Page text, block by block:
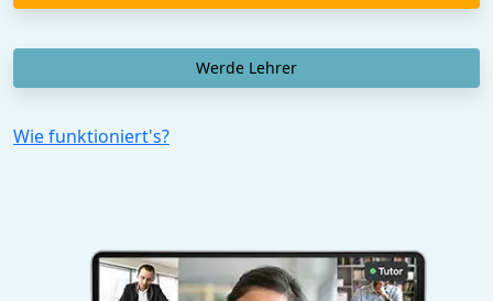
Werde Lehrer
Wie funktioniert's?